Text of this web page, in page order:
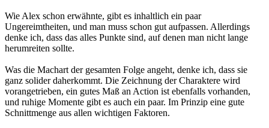
Wie Alex schon erwähnte, gibt es inhaltlich ein paar
Ungereimtheiten, und man muss schon gut aufpassen. Allerdings
denke ich, dass das alles Punkte sind, auf denen man nicht lange
herumreiten sollte.
Was die Machart der gesamten Folge angeht, denke ich, dass sie
ganz solider daherkommt. Die Zeichnung der Charaktere wird
vorangetrieben, ein gutes Maß an Action ist ebenfalls vorhanden,
und ruhige Momente gibt es auch ein paar. Im Prinzip eine gute
Schnittmenge aus allen wichtigen Faktoren.